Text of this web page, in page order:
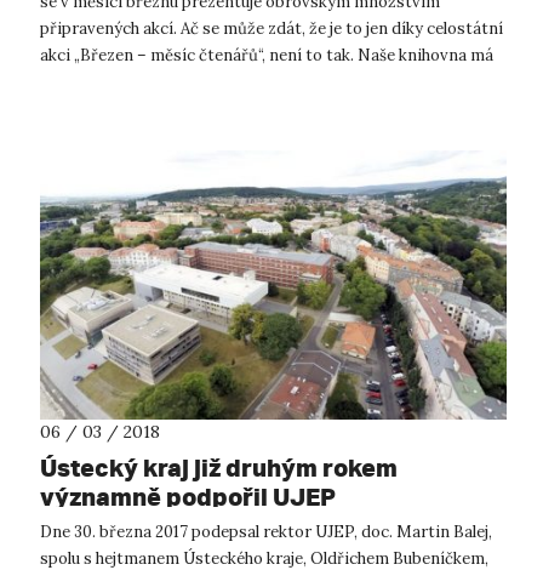
připravených akcí. Ač se může zdát, že je to jen díky celostátní
akci „Březen – měsíc čtenářů“, není to tak. Naše knihovna má
06 / 03 / 2018
Ústecký kraj již druhým rokem
významně podpořil UJEP
Dne 30. března 2017 podepsal rektor UJEP, doc. Martin Balej,
spolu s hejtmanem Ústeckého kraje, Oldřichem Bubeníčkem,